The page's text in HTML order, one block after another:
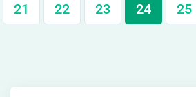
21 22 23 24 25